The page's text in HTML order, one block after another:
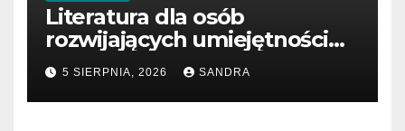
Literatura dla osób
rozwijających umiejętności
interpersonalne
5 SIERPNIA, 2026 SANDRA